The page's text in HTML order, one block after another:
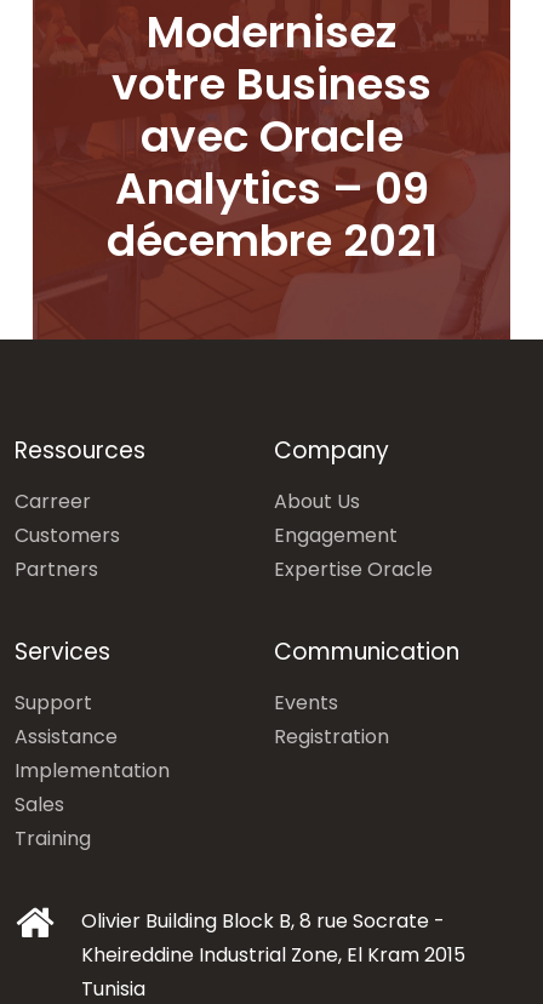
Modernisez
votre Business
avec Oracle
Analytics – 09
décembre 2021
Ressources
Carreer
Customers
Partners
Company
About Us
Engagement
Expertise Oracle
Services
Support
Assistance
Implementation
Sales
Training
Communication
Events
Registration
Olivier Building Block B, 8 rue Socrate -
Kheireddine Industrial Zone, El Kram 2015
Tunisia